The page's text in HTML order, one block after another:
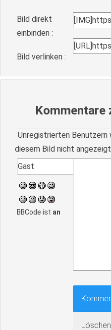
Bild direkt
einbinden :
Bild verlinken :
Kommentare
Unregistrierten Benutzern
diesem Bild nicht
BBCode ist an